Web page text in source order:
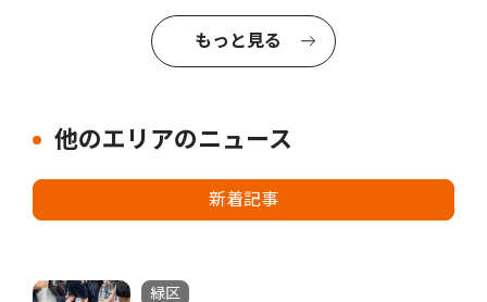
もっと見る
他のエリアのニュース
新着記事
緑区